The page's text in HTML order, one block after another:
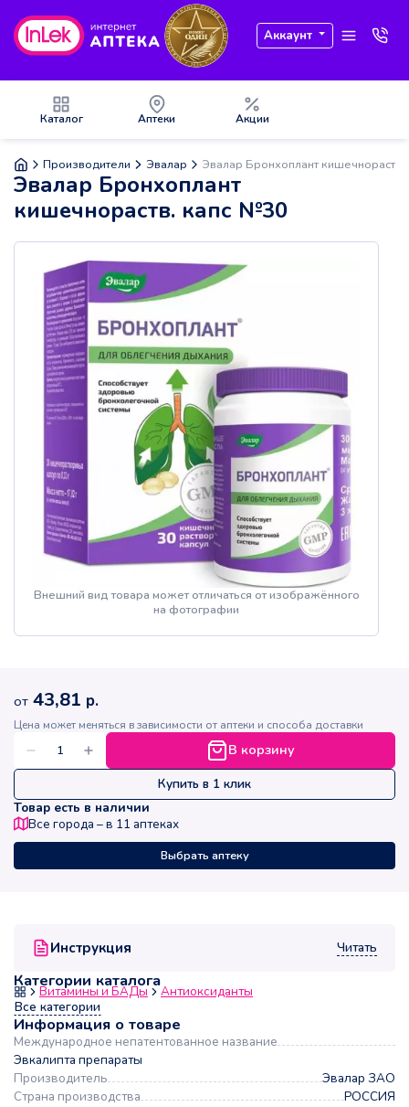
Аккаунт
Каталог Аптеки Акции
Производители Эвалар Эвалар Бронхоплант
Эвалар Бронхоплант
кишечнораств. капс №30
Внешний вид товара может отличаться от изображённого
на фотографии
Инструкция Читать
Категории каталога
Витамины и БАДы
Антиоксиданты
Все категории
Информация о товаре
Международное непатентованное название
Эвкалипта препараты
Производитель
Эвалар ЗАО
Страна производства
РОССИЯ
от 43,81 р.
Цена может меняться в зависимости от аптеки и способа доставки
В корзину
Купить в 1 клик
Товар есть в наличии
Все города – в 11 аптеках
Выбрать аптеку